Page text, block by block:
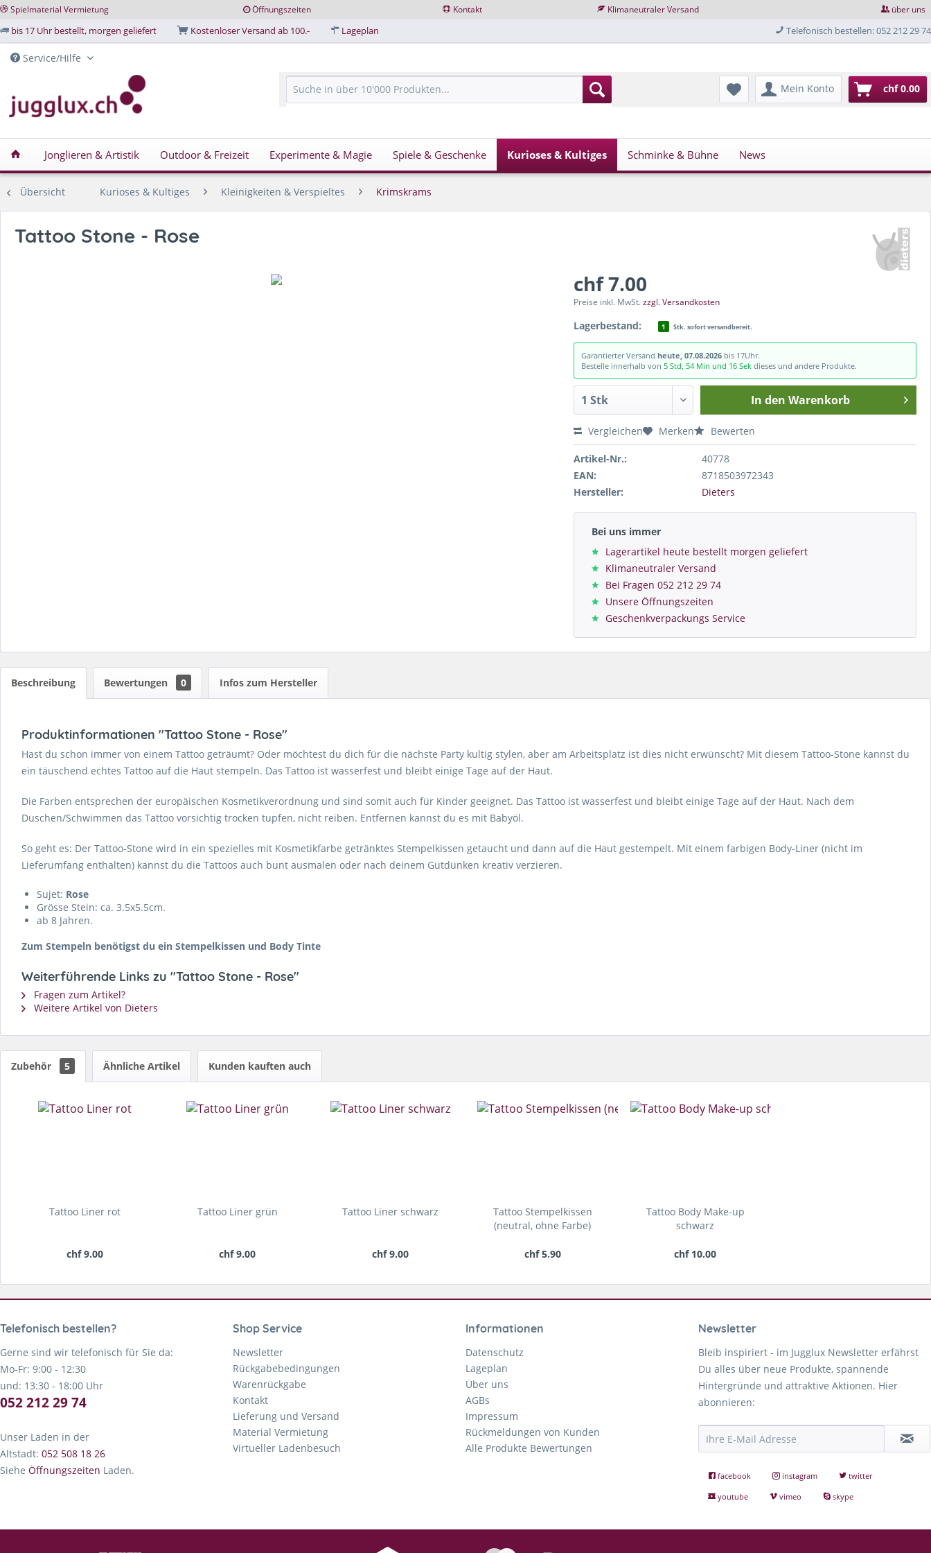
Spielmaterial Vermietung Öffnungszeiten Kontakt Klimaneutraler Versand über uns
bis 17 Uhr bestellt, morgen geliefert Kostenloser Versand ab 100.- Lageplan Telefonisch bestellen: 052 212 29 74
Service/Hilfe
Mein Konto chf 0.00
Jonglieren & Artistik Outdoor & Freizeit Experimente & Magie Spiele & Geschenke Kurioses & Kultiges Schminke & Bühne News
Übersicht Kurioses & Kultiges Kleinigkeiten & Verspieltes Krimskrams
Tattoo Stone - Rose
chf 7.00
Preise inkl. MwSt.zzgl. Versandkosten
Lagerbestand: 1 Stk. sofort versandbereit.
Garantierter Versand heute, 07.08.2026 bis 17Uhr.
Bestelle innerhalb von 5 Std, 54 Min und 15 Sek dieses und andere Produkte.
In den Warenkorb
Vergleichen Merken Bewerten
Artikel-Nr.:
40778
EAN:
8718503972343
Hersteller:
Dieters
Bei uns immer
Lagerartikel heute bestellt morgen geliefert
Klimaneutraler Versand
Bei Fragen 052 212 29 74
Unsere Öffnungszeiten
Geschenkverpackungs Service
Beschreibung Bewertungen 0 Infos zum Hersteller
Produktinformationen "Tattoo Stone - Rose"
Hast du schon immer von einem Tattoo geträumt? Oder möchtest du dich für die nächste Party kultig stylen, aber am Arbeitsplatz ist dies nicht erwünscht? Mit diesem Tattoo-Stone kannst du
ein täuschend echtes Tattoo auf die Haut stempeln. Das Tattoo ist wasserfest und bleibt einige Tage auf der Haut.
Die Farben entsprechen der europäischen Kosmetikverordnung und sind somit auch für Kinder geeignet. Das Tattoo ist wasserfest und bleibt einige Tage auf der Haut. Nach dem
Duschen/Schwimmen das Tattoo vorsichtig trocken tupfen, nicht reiben. Entfernen kannst du es mit Babyöl.
So geht es: Der Tattoo-Stone wird in ein spezielles mit Kosmetikfarbe getränktes Stempelkissen getaucht und dann auf die Haut gestempelt. Mit einem farbigen Body-Liner (nicht im
Lieferumfang enthalten) kannst du die Tattoos auch bunt ausmalen oder nach deinem Gutdünken kreativ verzieren.
Sujet: Rose
Grösse Stein: ca. 3.5x5.5cm.
ab 8 Jahren.
Zum Stempeln benötigst du ein Stempelkissen und Body Tinte
Weiterführende Links zu "Tattoo Stone - Rose"
Fragen zum Artikel?
Weitere Artikel von Dieters
Zubehör 5 Ähnliche Artikel Kunden kauften auch
Tattoo Liner rot
chf 9.00
Tattoo Liner grün
chf 9.00
Tattoo Liner schwarz
chf 9.00
Tattoo Stempelkissen
(neutral, ohne Farbe)
chf 5.90
Tattoo Body Make-up
schwarz
chf 10.00
Telefonisch bestellen?
Gerne sind wir telefonisch für Sie da:
Mo-Fr: 9:00 - 12:30
und: 13:30 - 18:00 Uhr
052 212 29 74
Unser Laden in der
Altstadt: 052 508 18 26
Siehe Öffnungszeiten Laden.
Shop Service
Newsletter
Rückgabebedingungen
Warenrückgabe
Kontakt
Lieferung und Versand
Material Vermietung
Virtueller Ladenbesuch
Informationen
Datenschutz
Lageplan
Über uns
AGBs
Impressum
Rückmeldungen von Kunden
Alle Produkte Bewertungen
Newsletter
Bleib inspiriert - im Jugglux Newsletter erfährst
Du alles über neue Produkte, spannende
Hintergründe und attraktive Aktionen. Hier
abonnieren:
facebook instagram
twitter
youtube
vimeo skype